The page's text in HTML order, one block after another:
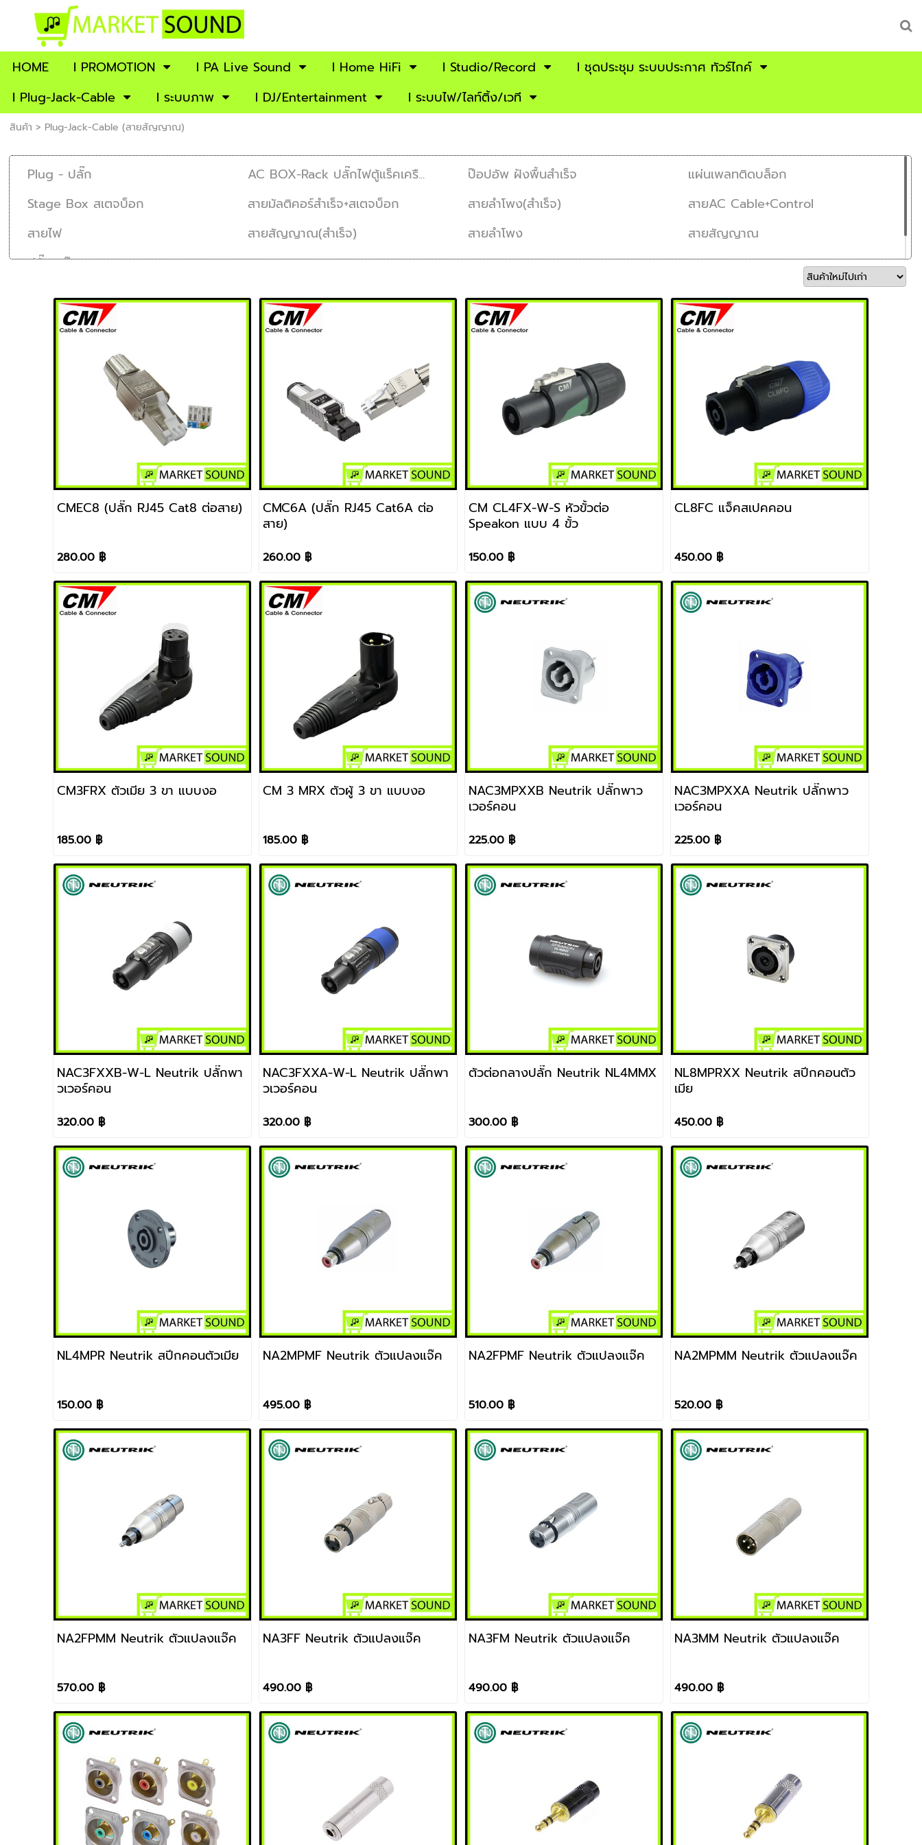
HOME I PROMOTION l PA Live Sound I Home HiFi I Studio/Record
l ชุดประชุม ระบบประกาศ ทัวร์ไกค์
I Plug-Jack-Cable
I ระบบภาพ I DJ/Entertainment I ระบบไฟ/ไลท์ติ้ง/เวที
สินค้า > Plug-Jack-Cable (สายสัญญาณ)
Plug - ปลั๊ก AC BOX-Rack ปลั๊กไฟตู้แร็คเครื... ป๊อปอัพ ฝังพื้นสำเร็จ
แผ่นเพลทติดบล็อก
Stage Box สเตจบ็อก
สายมัลติคอร์สำเร็จ+สเตจบ็อก สายลำโพง(สำเร็จ)
สายAC Cable+Control
สายไฟ
สายสัญญาณ(สำเร็จ) สายลำโพง
สายสัญญาณ
ปลั๊ก-แจ๊ค
CMEC8 (ปลั๊ก RJ45 Cat8 ต่อสาย)
280.00 ฿
CMC6A (ปลั๊ก RJ45 Cat6A ต่อ
สาย)
260.00 ฿
CM CL4FX-W-S หัวขั้วต่อ
Speakon แบบ 4 ขั้ว
150.00 ฿
CL8FC แจ็คสเปคคอน
450.00 ฿
CM3FRX ตัวเมีย 3 ขา แบบงอ
185.00 ฿
CM 3 MRX ตัวผู้ 3 ขา แบบงอ
185.00 ฿
NAC3MPXXB Neutrik ปลั๊กพาว
เวอร์คอน
225.00 ฿
NAC3MPXXA Neutrik ปลั๊กพาว
เวอร์คอน
225.00 ฿
NAC3FXXB-W-L Neutrik ปลั๊กพา
วเวอร์คอน
320.00 ฿
NAC3FXXA-W-L Neutrik ปลั๊กพา
วเวอร์คอน
320.00 ฿
ตัวต่อกลางปลั๊ก Neutrik NL4MMX
300.00 ฿
NL8MPRXX Neutrik สปีกคอนตัว
เมีย
450.00 ฿
NL4MPR Neutrik สปีกคอนตัวเมีย
150.00 ฿
NA2MPMF Neutrik ตัวแปลงแจ๊ค
495.00 ฿
NA2FPMF Neutrik ตัวแปลงแจ๊ค
510.00 ฿
NA2MPMM Neutrik ตัวแปลงแจ๊ค
520.00 ฿
NA2FPMM Neutrik ตัวแปลงแจ๊ค
570.00 ฿
NA3FF Neutrik ตัวแปลงแจ๊ค
490.00 ฿
NA3FM Neutrik ตัวแปลงแจ๊ค
490.00 ฿
NA3MM Neutrik ตัวแปลงแจ๊ค
490.00 ฿